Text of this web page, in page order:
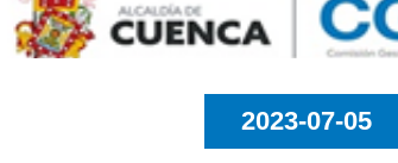
2023-07-05